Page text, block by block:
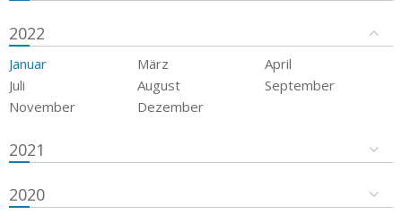
2022
Januar März
April
Juli
August
September
November
Dezember
2021
2020